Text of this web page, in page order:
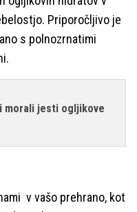
Priporočljivo je
s polnozrnatimi
morali jesti ogljikove
v vašo prehrano, kot